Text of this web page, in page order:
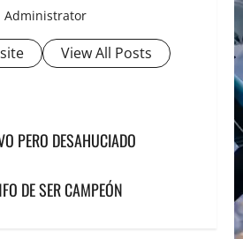
Administrator
View All Posts
PERO DESAHUCIADO
DE SER CAMPEÓN